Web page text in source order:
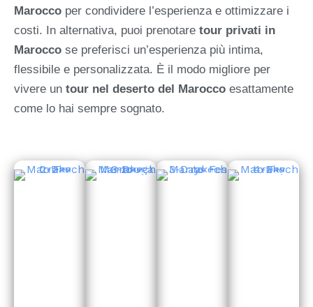
Marocco per condividere l’esperienza e ottimizzare i
costi. In alternativa, puoi prenotare tour privati in
Marocco se preferisci un’esperienza più intima,
flessibile e personalizzata. È il modo migliore per
vivere un tour nel deserto del Marocco esattamente
come lo hai sempre sognato.